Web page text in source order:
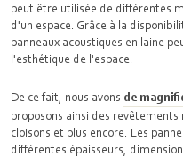
peut être utilisée de différentes
d'un espace. Grâce à la
panneaux acoustiques en laine
l'esthétique de l'espace.
De ce fait, nous avons de
proposons ainsi des
cloisons et plus encore. Les
différentes épaisseurs,